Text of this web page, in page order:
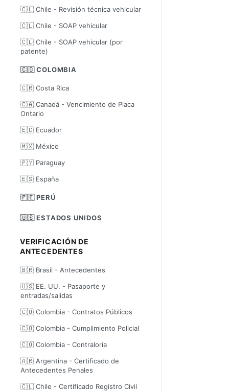
🇨🇱 Chile - Revisión técnica vehicular
🇨🇱 Chile - SOAP vehicular
🇨🇱 Chile - SOAP vehicular (por
patente)
🇨🇴 COLOMBIA
🇨🇷 Costa Rica
🇨🇦 Canadá - Vencimiento de Placa
Ontario
🇪🇨 Ecuador
🇲🇽 México
🇵🇾 Paraguay
🇪🇸 España
🇵🇪 PERÚ
🇺🇸 ESTADOS UNIDOS
VERIFICACIÓN DE
ANTECEDENTES
🇧🇷 Brasil - Antecedentes
🇺🇸 EE. UU. - Pasaporte y
entradas/salidas
🇨🇴 Colombia - Contratos Públicos
🇨🇴 Colombia - Cumplimiento Policial
🇨🇴 Colombia - Contraloría
🇦🇷 Argentina - Certificado de
Antecedentes Penales
🇨🇱 Chile - Certificado Registro Civil